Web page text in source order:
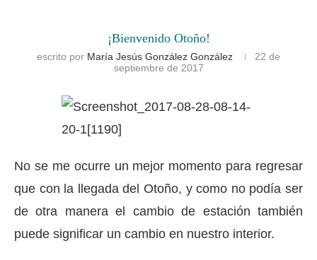
¡Bienvenido Otoño!
escrito por María Jesús González González
22 de
septiembre de 2017
No se me ocurre un mejor momento para regresar
que con la llegada del Otoño, y como no podía ser
de otra manera el cambio de estación también
puede significar un cambio en nuestro interior.